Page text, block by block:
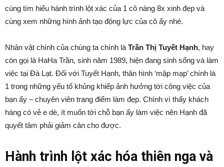
cùng tìm hiểu hành trình lột xác của 1 cô nàng 8x xinh đẹp và
cùng xem những hình ảnh tạo động lực của cô ấy nhé.
Nhân vật chính của chúng ta chính là Trần Thị Tuyết Hạnh, hay
còn gọi là HaHa Trần, sinh năm 1989, hiện đang sinh sống và làm
việc tại Đà Lạt. Đối với Tuyết Hạnh, thân hình ‘mập mạp’ chính là
1 trong những yếu tố khủng khiếp ảnh hưởng tới công việc của
bạn ấy – chuyên viên trang điểm làm đẹp. Chính vì thấy khách
hàng có vẻ e dè, ít muốn tới chỗ bạn ấy làm việc nên Hạnh đã
quyết tâm phải giảm cân cho được.
Hành trình lột xác hóa thiên nga và